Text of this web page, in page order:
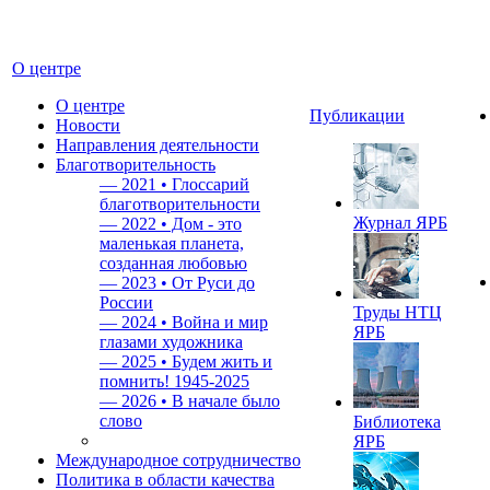
О центре
О центре
Новости
Направления деятельности
Благотворительность
— 2021 • Глоссарий
благотворительности
— 2022 • Дом - это
маленькая планета,
созданная любовью
— 2023 • От Руси до
России
— 2024 • Война и мир
глазами художника
— 2025 • Будем жить и
помнить! 1945-2025
— 2026 • В начале было
слово
Международное сотрудничество
Политика в области качества
Публикации
Журнал ЯРБ
Труды НТЦ
ЯРБ
Библиотека
ЯРБ